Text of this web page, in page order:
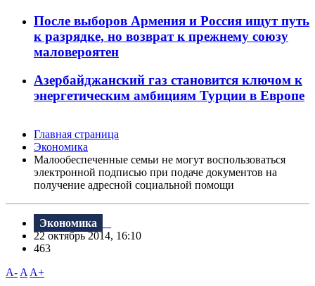
После выборов Армения и Россия ищут путь
к разрядке, но возврат к прежнему союзу
маловероятен
Азербайджанский газ становится ключом к
энергетическим амбициям Турции в Европе
Главная страница
Экономика
Малообеспеченные семьи не могут воспользоваться
электронной подписью при подаче документов на
получение адресной социальной помощи
Экономика
22 октябрь 2014, 16:10
463
A- A A+